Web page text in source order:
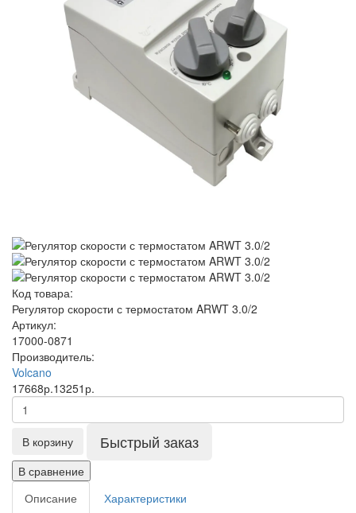
Код товара:
Регулятор скорости с термостатом ARWT 3.0/2
Артикул:
17000-0871
Производитель:
Volcano
17668р.13251р.
В корзину Быстрый заказ
В сравнение
Описание
Характеристики